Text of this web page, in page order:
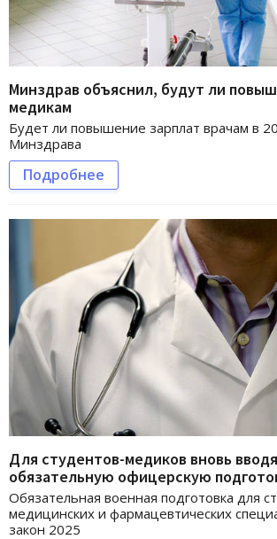
Минздрав объяснил, будут ли
медикам
Будет ли повышение зарплат врачам в
Минздрава
Подробнее
Для студентов-медиков вновь
обязательную офицерскую
Обязательная военная подготовка для
медицинских и фармацевтических
закон 2025